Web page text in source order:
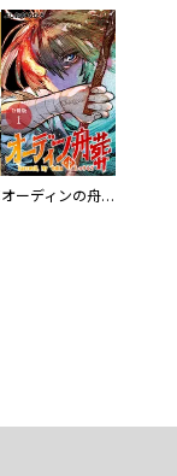
オーディンの舟葬 分冊版